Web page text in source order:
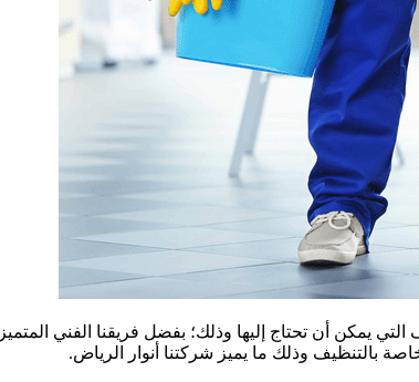
يمكن أن تحتاج إليها وذلك؛ بفضل فريقنا الفني
بالتنظيف وذلك ما يميز شركتنا أنوار الرياض.